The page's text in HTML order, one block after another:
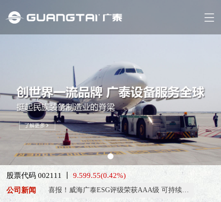
股票代码 002111 丨9.599.55(0.42%)
公司新闻
喜报！威海广泰ESG评级荣获AAA级 可持续发展实力获权威…